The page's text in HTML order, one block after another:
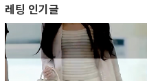
레팅 인기글